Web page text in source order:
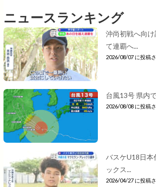
ニュースランキング
沖尚初戦へ向け
て連覇へ...
2026/08/07 に投稿
台風13号 県内
2026/08/08 に投稿
バスケU18日
ックス...
2026/04/27 に投稿